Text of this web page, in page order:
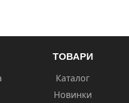
ТОВАРИ
Каталог
Новинки